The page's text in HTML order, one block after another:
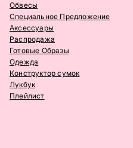
Обвесы
Специальное Предложение
Аксессуары
Распродажа
Готовые Образы
Одежда
Конструктор сумок
Лукбук
Плейлист